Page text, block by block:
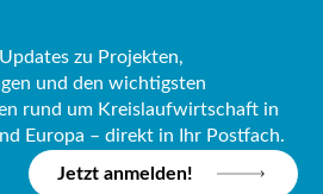
zu Projekten,
und den wichtigsten
rund um Kreislaufwirtschaft in
Europa – direkt in Ihr Postfach.
Jetzt anmelden!